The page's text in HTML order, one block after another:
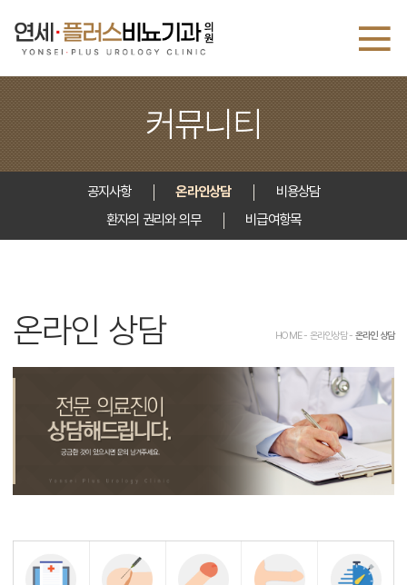
커뮤니티
공지사항 온라인상담
비용상담
환자의 권리와 의무
비급여항목
온라인 상담 HOME - 온라인상담 - 온라인 상담